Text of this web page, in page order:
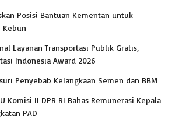
Posisi Bantuan Kementan untuk
Kebun
Layanan Transportasi Publik Gratis,
Indonesia Award 2026
Penyebab Kelangkaan Semen dan BBM
Komisi II DPR RI Bahas Remunerasi Kepala
PAD